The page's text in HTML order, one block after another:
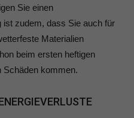
Sie einen
zudem, dass Sie auch für
Materialien
beim ersten heftigen
kommen.